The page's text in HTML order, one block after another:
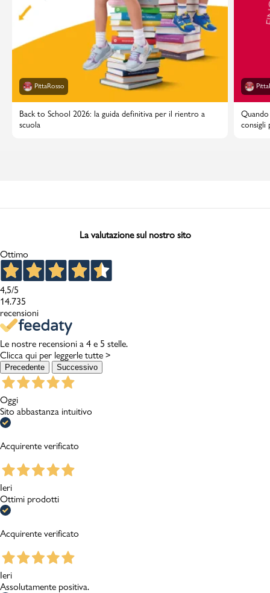
PittaRosso
Back to School 2026: la guida definitiva per il rientro a
scuola
consigli
La valutazione sul nostro sito
Ottimo
4,5/5
14.735
recensioni
Le nostre recensioni a 4 e 5 stelle.
Clicca qui per leggerle tutte >
Precedente Successivo
Oggi
Sito abbastanza intuitivo
Acquirente verificato
Ieri
Ottimi prodotti
Acquirente verificato
Ieri
Assolutamente positiva.